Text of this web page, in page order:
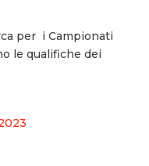
per i Campionati
le qualifiche dei